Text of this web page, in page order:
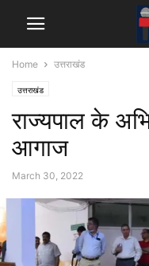
Home उत्तराखंड
उत्तराखंड
राज्यपाल के
आगाज
March 30, 2022